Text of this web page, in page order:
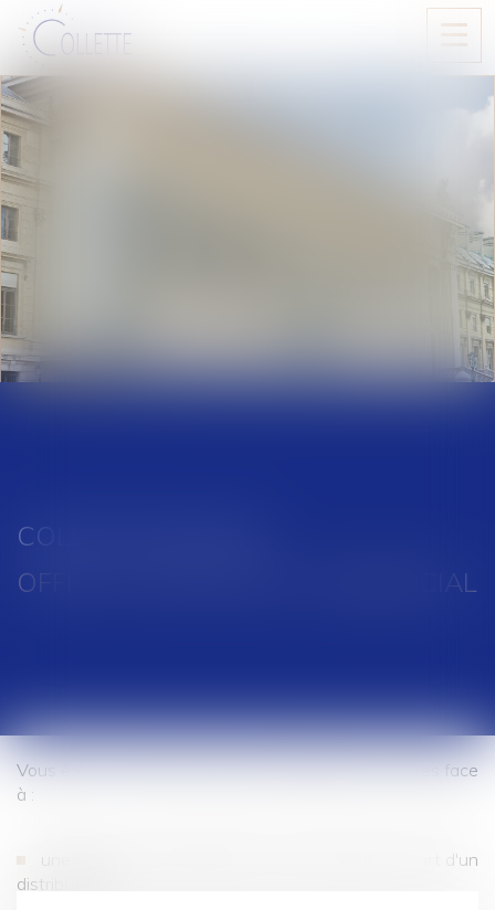
COLLETTE AVOCAT
OFFRE CONTENTIEUX COMMERCIAL
Vous êtes une tête de réseau de distribution et faites face
à :
une tension contractuelle ou une rupture de la part d'un
distributeur ;